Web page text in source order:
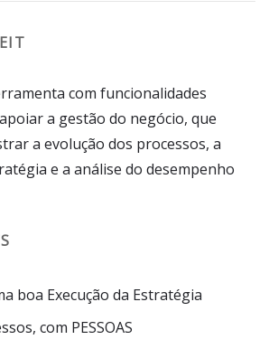
com funcionalidades
a gestão do negócio, que
a evolução dos processos, a
e a análise do desempenho
boa Execução da Estratégia
com PESSOAS